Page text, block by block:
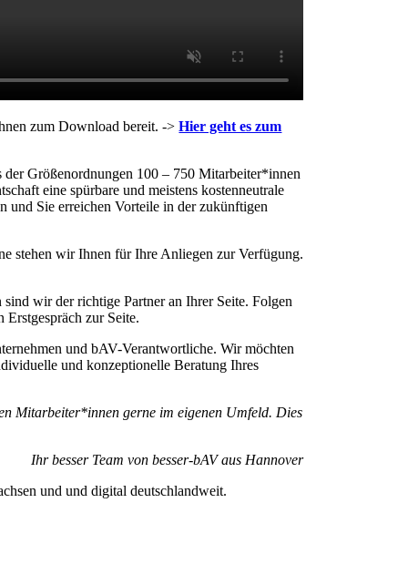
zum Download bereit. ->Hier geht es zum
Größenordnungen 100 – 750 Mitarbeiter*innen
eine spürbare und meistens kostenneutrale
und Sie erreichen Vorteile in der zukünftigen
stehen wir Ihnen für Ihre Anliegen zur Verfügung.
wir der richtige Partner an Ihrer Seite. Folgen
zur Seite.
und bAV-Verantwortliche. Wir möchten
und konzeptionelle Beratung Ihres
Mitarbeiter*innen gerne im eigenen Umfeld. Dies
Ihr besser Team von besser-bAV aus Hannover